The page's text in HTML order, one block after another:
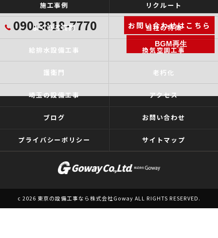
090-3818-7770 お問い合わせはこちら
BGM再生
施工事例 リクルート
よくある質問 当社の特徴
給排水設備工事 換気空調工事
護衛門 老朽化
埼玉の設備工事 アクセス
ブログ お問い合わせ
プライバシーポリシー サイトマップ
c 2026 東京の設備工事なら株式会社Goway ALL RIGHTS RESERVED.